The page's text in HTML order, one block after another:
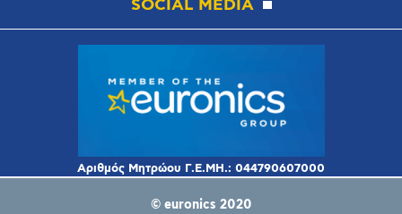
SOCIAL MEDIA
© euronics 2020